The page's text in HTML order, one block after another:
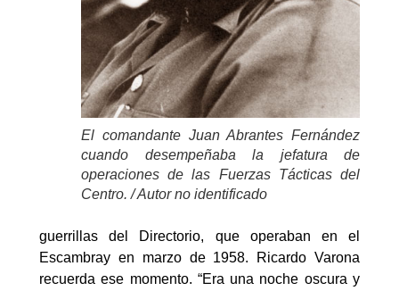
El comandante Juan Abrantes Fernández
cuando desempeñaba la jefatura de
operaciones de las Fuerzas Tácticas del
Centro. / Autor no identificado
guerrillas del Directorio, que operaban en el
Escambray en marzo de 1958. Ricardo Varona
recuerda ese momento. “Era una noche oscura y